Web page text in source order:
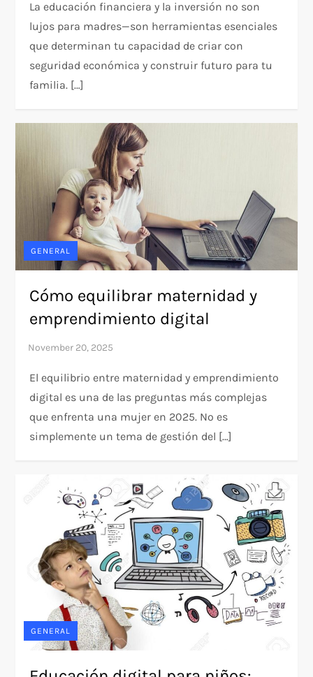
La educación financiera y la inversión no son
lujos para madres—son herramientas esenciales
que determinan tu capacidad de criar con
seguridad económica y construir futuro para tu
familia. […]
GENERAL
Cómo equilibrar maternidad y
emprendimiento digital
El equilibrio entre maternidad y emprendimiento
digital es una de las preguntas más complejas
que enfrenta una mujer en 2025. No es
simplemente un tema de gestión del […]
GENERAL